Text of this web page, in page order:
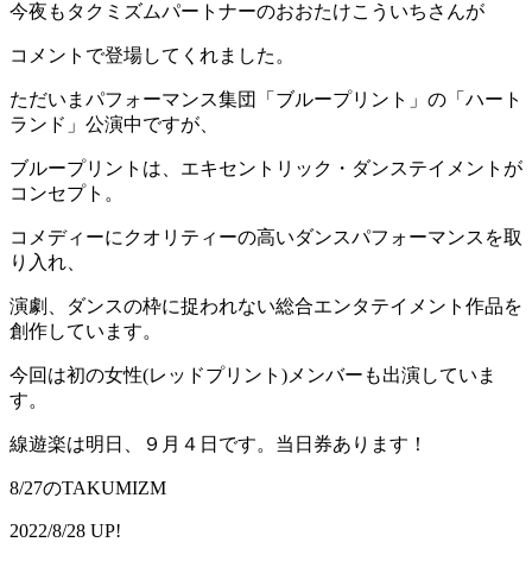
今夜もタクミズムパートナーのおおたけこういちさんが
コメントで登場してくれました。
ただいまパフォーマンス集団「ブループリント」の「ハート
ランド」公演中ですが、
ブループリントは、エキセントリック・ダンステイメントが
コンセプト。
コメディーにクオリティーの高いダンスパフォーマンスを取
り入れ、
演劇、ダンスの枠に捉われない総合エンタテイメント作品を
創作しています。
今回は初の女性(レッドプリント)メンバーも出演していま
す。
線遊楽は明日、９月４日です。当日券あります！
8/27のTAKUMIZM
2022/8/28 UP!